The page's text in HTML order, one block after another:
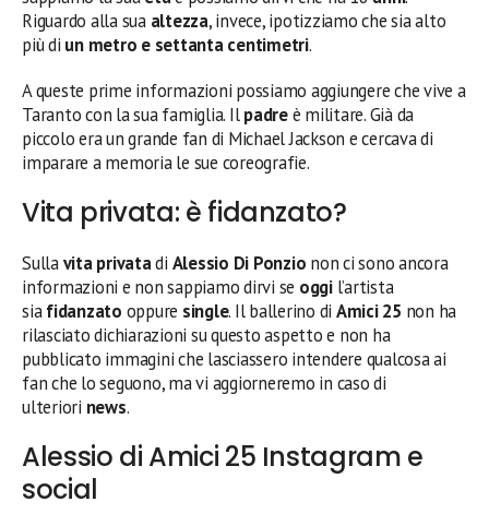
Riguardo alla sua altezza, invece, ipotizziamo che sia alto
più di un metro e settanta centimetri.
A queste prime informazioni possiamo aggiungere che vive a
Taranto con la sua famiglia. Ilpadreè militare. Già da
piccolo era un grande fan di Michael Jackson e cercava di
imparare a memoria le sue coreografie.
Vita privata: è fidanzato?
Sullavita privatadi Alessio Di Ponzio non ci sono ancora
informazioni e non sappiamo dirvi se oggi l’artista
siafidanzato oppure single. Il ballerino di Amici 25 non ha
rilasciato dichiarazioni su questo aspetto e non ha
pubblicato immagini che lasciassero intendere qualcosa ai
fan che lo seguono, ma vi aggiorneremo in caso di
ulteriori news.
Alessio di Amici 25 Instagram e
social